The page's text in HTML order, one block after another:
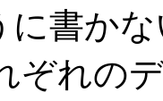
に書か
ぞれの